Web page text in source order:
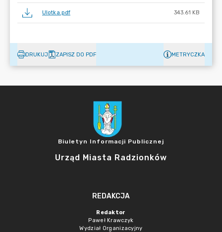
Ulotka.pdf 343.61 KB
DRUKUJ ZAPISZ DO PDF METRYCZKA
Biuletyn Informacji Publicznej
Urząd Miasta Radzionków
REDAKCJA
Redaktor
Paweł Krawczyk
Wydział Organizacyjny